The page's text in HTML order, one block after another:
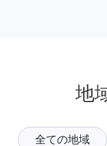
地
全ての地域